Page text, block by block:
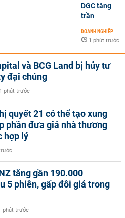
DGC tăng
trần
DOANH NGHIỆP -
1 phút trước
và BCG Land bị hủy tư
đại chúng
1 phút trước
quyết 21 có thể tạo xung
phần đưa giá nhà thương
hợp lý
tăng gần 190.000
5 phiên, gấp đôi giá trong
phút trước